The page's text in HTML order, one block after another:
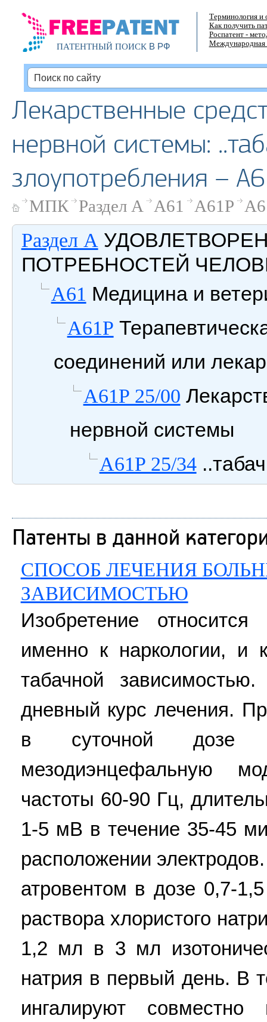
ПАТЕНТНЫЙ ПОИСКВ РФ
Терминология и
Как получить
Роспатент -
Международная
Лекарственные
нервной системы:
злоупотребления –
МПК Раздел A A61 A61P
Раздел A
ПОТРЕБНОСТЕЙ
A61 Медицина и
A61P
соединений или
A61P 25/00
нервной системы
A61P 25/34
Патенты в данной
СПОСОБ ЛЕЧЕНИЯ
ЗАВИСИМОСТЬЮ
Изобретение
именно к наркологии, и
табачной
дневный курс лечения.
в суточной дозе
мезодиэнцефальную
частоты 60-90 Гц,
1-5 мВ в течение 35-45
расположении
атровентом в дозе 0,7-
раствора хлористого
1,2 мл в 3 мл
натрия в первый день. В
ингалируют